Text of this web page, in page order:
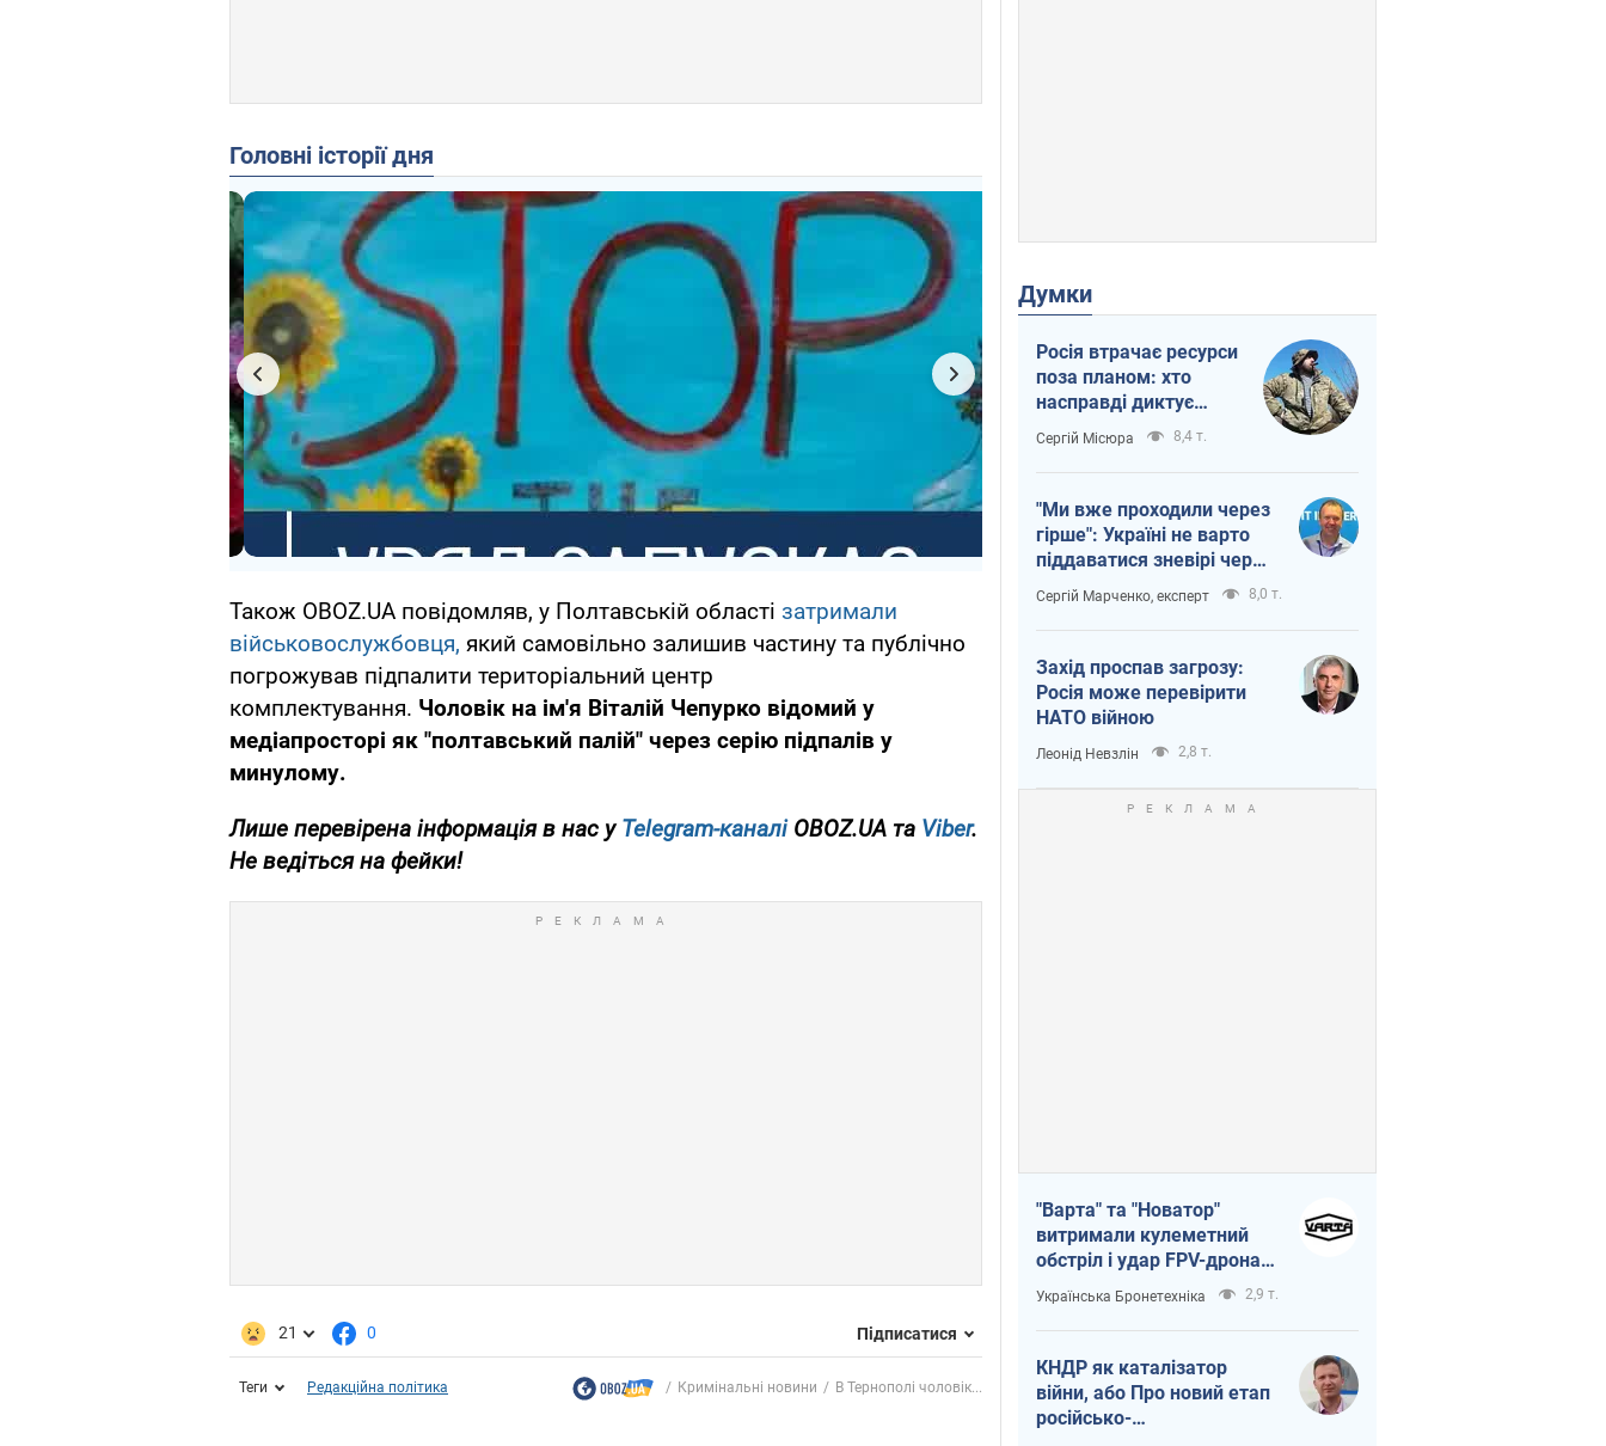
Головні історії дня
Також OBOZ.UA повідомляв, у Полтавській області затримали
військовослужбовця, який самовільно залишив частину та публічно
погрожував підпалити територіальний центр
комплектування. Чоловік на ім'я Віталій Чепурко відомий у
медіапросторі як "полтавський палій" через серію підпалів у
минулому.
Лише перевірена інформація в нас уTelegram-каналіOBOZ.UA та Viber.
Не ведіться на фейки!
21 0 Підписатися
Теги Редакційна політика Кримінальні новини В Тернополі чоловік...
Думки
Росія втрачає ресурси
поза планом: хто
насправді диктує
темп війни
Сергій Місюра 8,4 т.
"Ми вже проходили через
гірше": Україні не варто
піддаватися зневірі через
ракетний терор
Сергій Марченко, експерт 8,0 т.
Захід проспав загрозу:
Росія може перевірити
НАТО війною
Леонід Невзлін 2,8 т.
"Варта" та "Новатор"
витримали кулеметний
обстріл і удар FPV-дрона,
врятувавши життя
офіцеру ЗСУ
Українська Бронетехніка 2,9 т.
КНДР як каталізатор
війни, або Про новий етап
російсько-